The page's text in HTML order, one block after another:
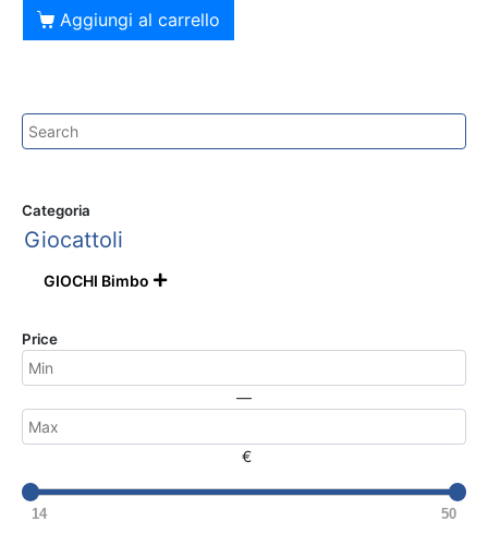
Aggiungi al carrello
Categoria
Giocattoli
GIOCHI Bimbo 
Price
—
€
14 50